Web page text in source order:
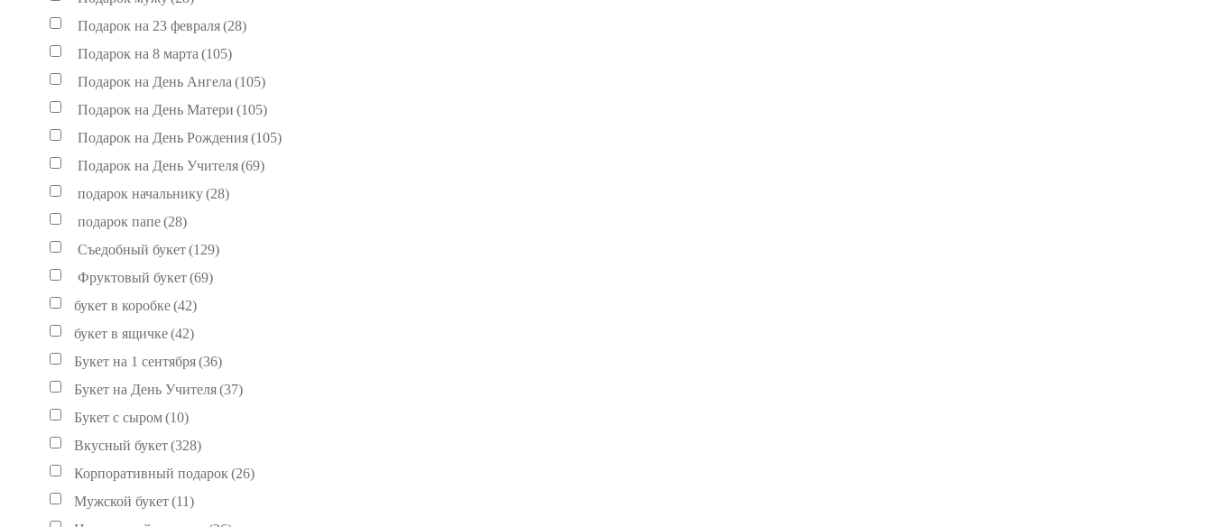
Подарок на 23 февраля(28)
Подарок на 8 марта (105)
Подарок на День Ангела (105)
Подарок на День Матери (105)
Подарок на День Рождения(105)
Подарок на День Учителя(69)
подарок начальнику(28)
подарок папе(28)
Съедобный букет(129)
Фруктовый букет(69)
букет в коробке(42)
букет в ящичке(42)
Букет на 1 сентября(36)
Букет на День Учителя(37)
Букет с сыром(10)
Вкусный букет(328)
Корпоративный подарок (26)
Мужской букет(11)